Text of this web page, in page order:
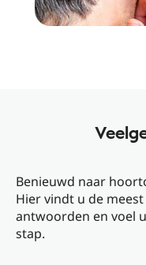
Benieuwd naar
Hier vindt u de
antwoorden en voel
stap.